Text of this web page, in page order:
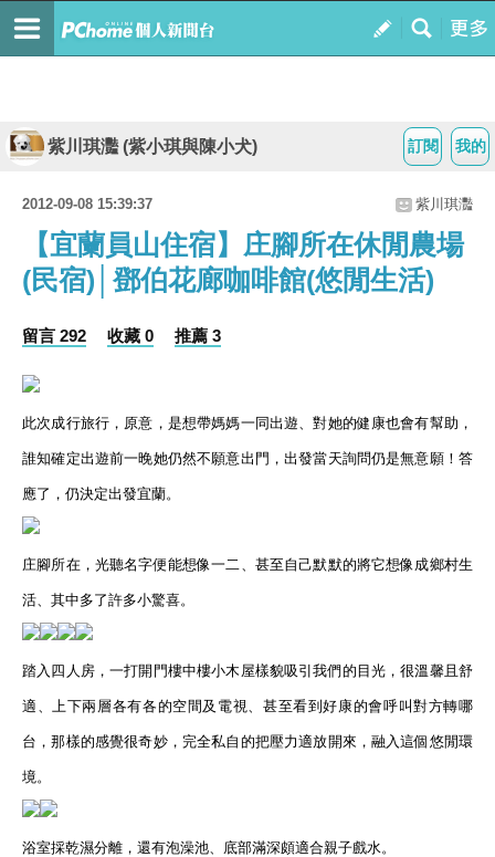
我的
訂閱
紫川琪灩 (紫小琪與陳小犬)
2012-09-08 15:39:37 紫川琪灩
【宜蘭員山住宿】庄腳所在休閒農場
(民宿)│鄧伯花廊咖啡館(悠閒生活)
留言 292 收藏 0 推薦 3
此次成行旅行，原意，是想帶媽媽一同出遊、對她的健康也會有幫助，
誰知確定出遊前一晚她仍然不願意出門，出發當天詢問仍是無意願！答
應了，仍決定出發宜蘭。
庄腳所在，光聽名字便能想像一二、甚至自己默默的將它想像成鄉村生
活、其中多了許多小驚喜。
踏入四人房，一打開門樓中樓小木屋樣貌吸引我們的目光，很溫馨且舒
適、上下兩層各有各的空間及電視、甚至看到好康的會呼叫對方轉哪
台，那樣的感覺很奇妙，完全私自的把壓力適放開來，融入這個悠閒環
境。
浴室採乾濕分離，還有泡澡池、底部滿深頗適合親子戲水。